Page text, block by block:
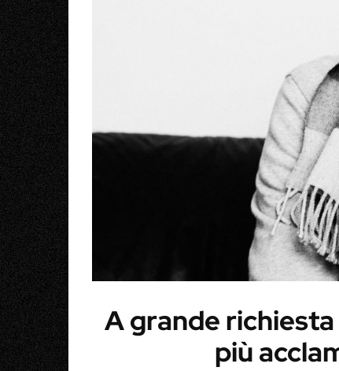
A grande
più